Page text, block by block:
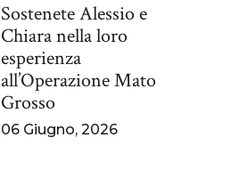
Sostenete Alessio e
Chiara nella loro
esperienza
all’Operazione Mato
Grosso
06 Giugno, 2026